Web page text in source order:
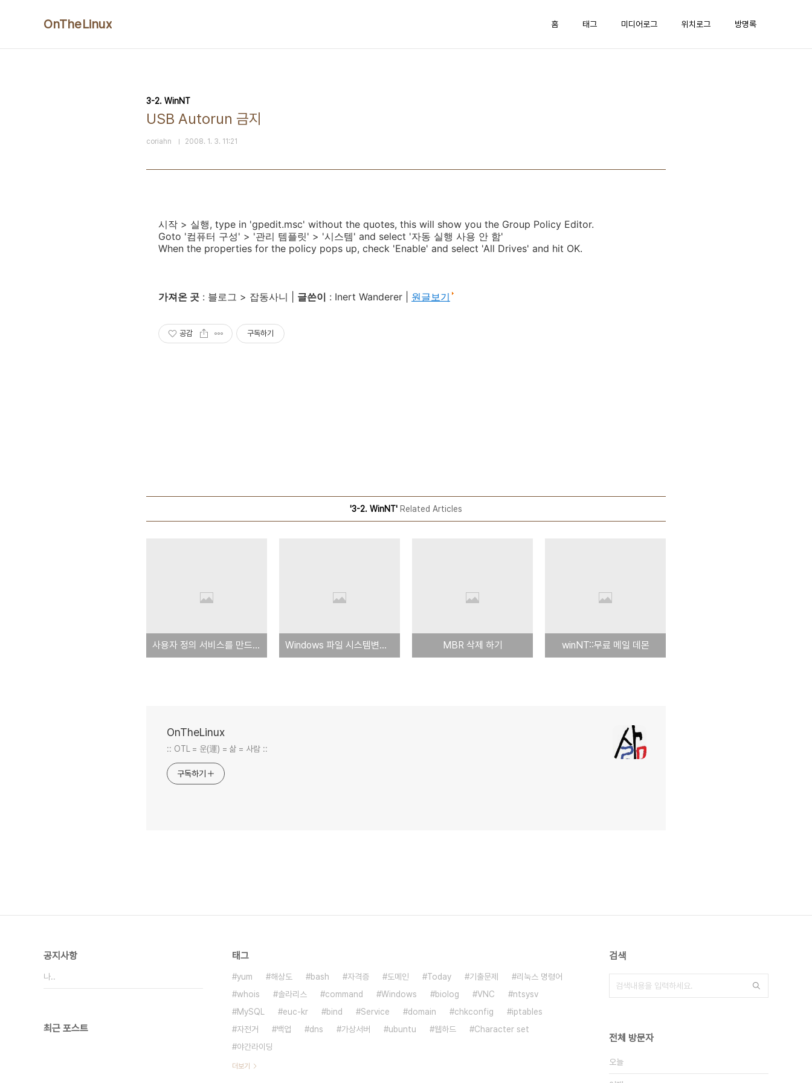
OnTheLinux 홈 태그 미디어로그 위치로그 방명록
3-2. WinNT
USB Autorun 금지
coriahn 2008. 1. 3. 11:21
시작 > 실행, type in 'gpedit.msc' without the quotes, this will show you the Group Policy Editor.
Goto '컴퓨터 구성' > '관리 템플릿' > '시스템' and select '자동 실행 사용 안 함'
When the properties for the policy pops up, check 'Enable' and select 'All Drives' and hit OK.
가져온 곳 : 블로그 > 잡동사니 | 글쓴이 : Inert Wanderer | 원글보기
공감 구독하기
'3-2. WinNT' Related Articles
사용자 정의 서비스를 만드는 방법 Windows 파일 시스템변환( FAT -> NTFS) MBR 삭제 하기 winNT::무료 메일 데몬
OnTheLinux
:: OTL = 운(運) = 삶 = 사람 ::
구독하기
공지사항
나..
최근 포스트
태그
yum 해상도 bash 자격증 도메인 Today 기출문제
리눅스 명령어
whois
솔라리스 command Windows biolog VNC
ntsysv
MySQL
euc-kr bind Service domain chkconfig
iptables
자전거
백업 dns 가상서버 ubuntu 웹하드
Character set
야간라이딩
더보기
검색
전체 방문자
오늘